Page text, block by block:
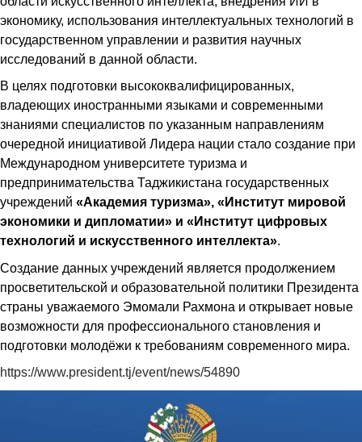
экономику, использования интеллектуальных технологий в
государственном управлении и развития научных
исследований в данной области.
В целях подготовки высококвалифицированных,
владеющих иностранными языками и современными
знаниями специалистов по указанным направлениям
очередной инициативой Лидера нации стало создание при
Международном университете туризма и
предпринимательства Таджикистана государственных
учреждений «Академия туризма», «Институт мировой
экономики и дипломатии» и «Институт цифровых
технологий и искусственного интеллекта».
Создание данных учреждений является продолжением
просветительской и образовательной политики Президента
страны уважаемого Эмомали Рахмона и открывает новые
возможности для профессионального становления и
подготовки молодёжи к требованиям современного мира.
https://www.president.tj/event/news/54890